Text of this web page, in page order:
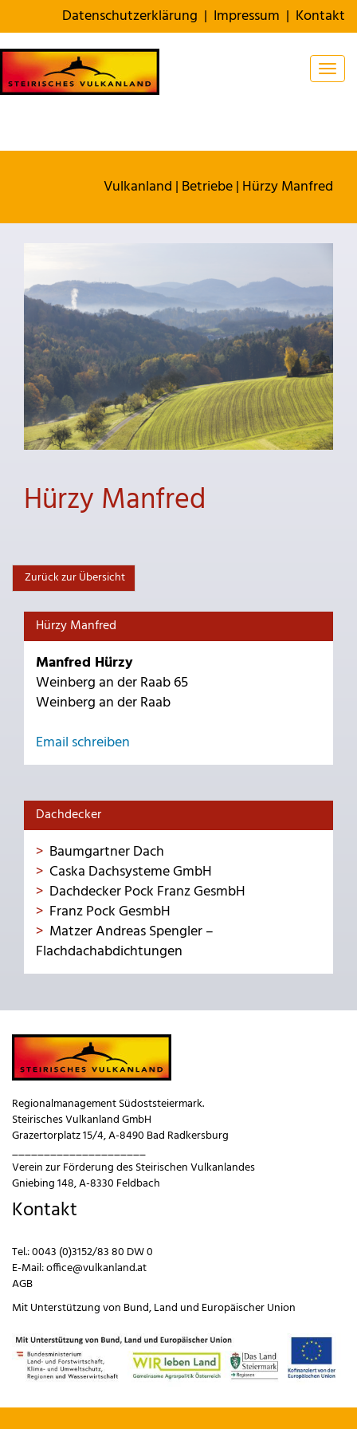
Datenschutzerklärung | Impressum | Kontakt
Vulkanland | Betriebe| Hürzy Manfred
Hürzy Manfred
Zurück zur Übersicht
Hürzy Manfred
Manfred Hürzy
Weinberg an der Raab 65
Weinberg an der Raab
Email schreiben
Dachdecker
Baumgartner Dach
Caska Dachsysteme GmbH
Dachdecker Pock Franz GesmbH
Franz Pock GesmbH
Matzer Andreas Spengler –
Flachdachabdichtungen
Regionalmanagement Südoststeiermark.
Steirisches Vulkanland GmbH
Grazertorplatz 15/4, A-8490 Bad Radkersburg
_____________________
Verein zur Förderung des Steirischen Vulkanlandes
Gniebing 148, A-8330 Feldbach
Kontakt
Tel.:0043 (0)3152/83 80 DW 0
E-Mail:office@vulkanland.at
AGB
Mit Unterstützung von Bund,Land und Europäischer Union